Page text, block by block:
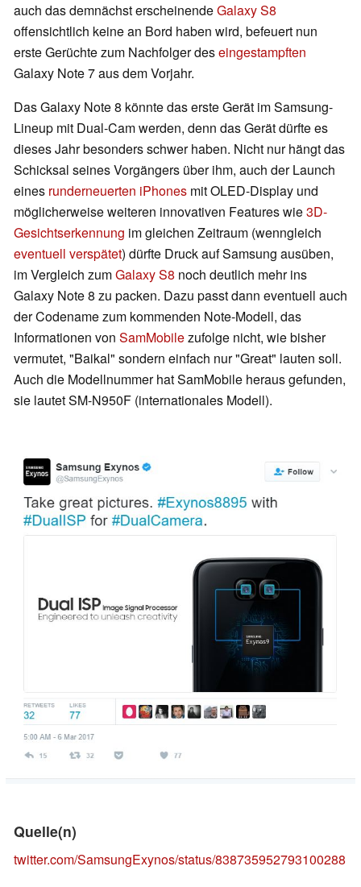
auch das demnächst erscheinendeGalaxy S8
offensichtlich keine an Bord haben wird, befeuert nun
erste Gerüchte zum Nachfolger deseingestampften
Galaxy Note 7 aus dem Vorjahr.
Das Galaxy Note 8 könnte das erste Gerät im Samsung-
Lineup mit Dual-Cam werden, denn das Gerät dürfte es
dieses Jahr besonders schwer haben. Nicht nur hängt das
Schicksal seines Vorgängers über ihm, auch der Launch
eines runderneuerten iPhones mit OLED-Display und
möglicherweise weiteren innovativen Features wie3D-
Gesichtserkennung im gleichen Zeitraum (wenngleich
eventuell verspätet) dürfte Druck auf Samsung ausüben,
im Vergleich zumGalaxy S8 noch deutlich mehr ins
Galaxy Note 8 zu packen. Dazu passt dann eventuell auch
der Codename zum kommenden Note-Modell, das
Informationen von SamMobilezufolge nicht, wie bisher
vermutet, "Baikal" sondern einfach nur "Great" lauten soll.
Auch die Modellnummer hat SamMobile heraus gefunden,
sie lautet SM-N950F (internationales Modell).
Quelle(n)
twitter.com/SamsungExynos/status/838735952793100288